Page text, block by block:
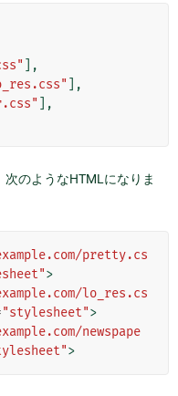
],
],
],
のようなHTMLになりま
pretty.cs
>
lo_res.cs
"stylesheet">
newspape
>